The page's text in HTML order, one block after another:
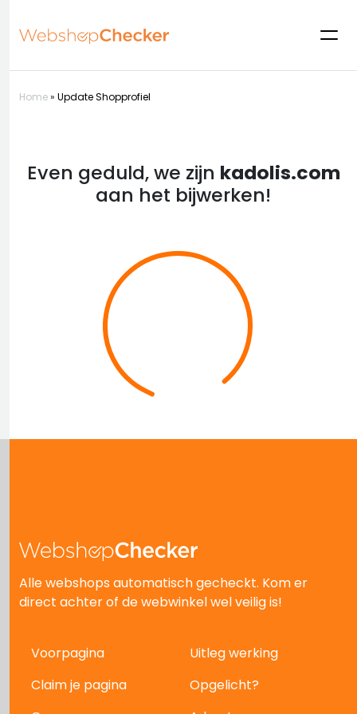
Home» Update Shopprofiel
Even geduld, we zijn kadolis.com
aan het bijwerken!
Alle webshops automatisch gecheckt. Kom er
direct achter of de webwinkel wel veilig is!
Voorpagina
Uitleg werking
Claim je pagina
Opgelicht?